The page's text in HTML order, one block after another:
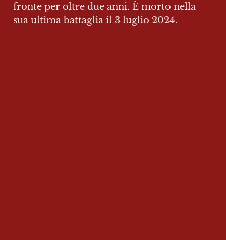
fronte per oltre due anni. È morto nella
sua ultima battaglia il 3 luglio 2024.